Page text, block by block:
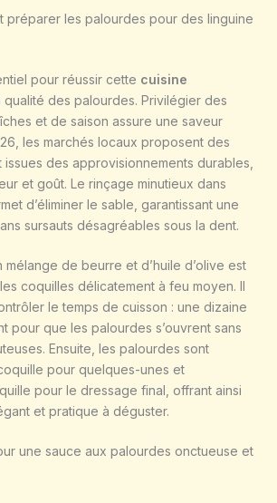
préparer les palourdes pour des linguine
pour réussir cette cuisine
qualité des palourdes. Privilégier des
et de saison assure une saveur
les marchés locaux proposent des
des approvisionnements durables,
et goût. Le rinçage minutieux dans
d’éliminer le sable, garantissant une
sursauts désagréables sous la dent.
mélange de beurre et d’huile d’olive est
coquilles délicatement à feu moyen. Il
le temps de cuisson : une dizaine
pour que les palourdes s’ouvrent sans
Ensuite, les palourdes sont
pour quelques-unes et
pour le dressage final, offrant ainsi
et pratique à déguster.
une sauce aux palourdes onctueuse et